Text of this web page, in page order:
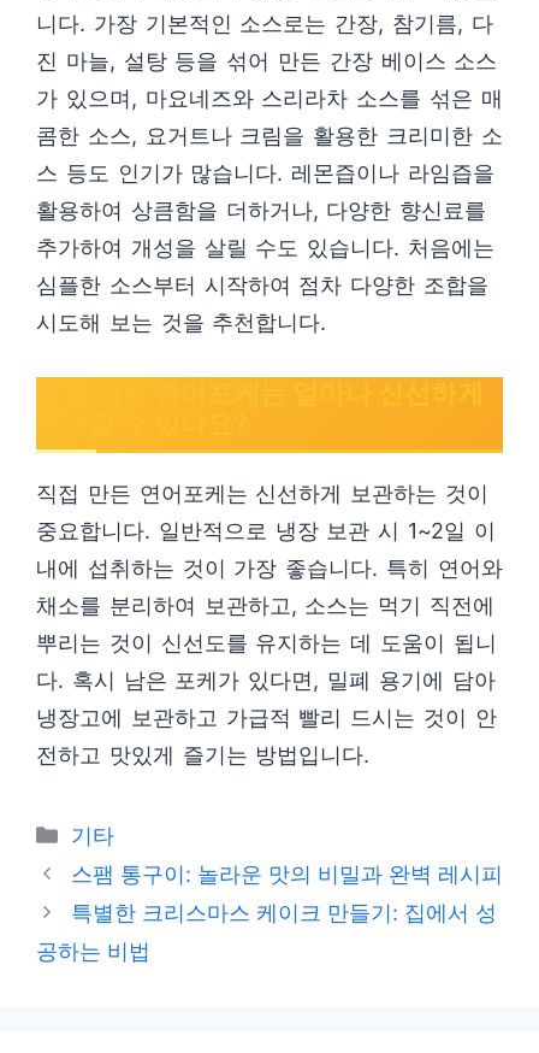
니다. 가장 기본적인 소스로는 간장, 참기름, 다
진 마늘, 설탕 등을 섞어 만든 간장 베이스 소스
가 있으며, 마요네즈와 스리라차 소스를 섞은 매
콤한 소스, 요거트나 크림을 활용한 크리미한 소
스 등도 인기가 많습니다. 레몬즙이나 라임즙을
활용하여 상큼함을 더하거나, 다양한 향신료를
추가하여 개성을 살릴 수도 있습니다. 처음에는
심플한 소스부터 시작하여 점차 다양한 조합을
시도해 보는 것을 추천합니다.
직접 만든 연어포케는 신선하게 보관하는 것이
중요합니다. 일반적으로 냉장 보관 시 1~2일 이
내에 섭취하는 것이 가장 좋습니다. 특히 연어와
채소를 분리하여 보관하고, 소스는 먹기 직전에
뿌리는 것이 신선도를 유지하는 데 도움이 됩니
다. 혹시 남은 포케가 있다면, 밀폐 용기에 담아
냉장고에 보관하고 가급적 빨리 드시는 것이 안
전하고 맛있게 즐기는 방법입니다.
Categories
기타
스팸 통구이: 놀라운 맛의 비밀과 완벽 레시피
특별한 크리스마스 케이크 만들기: 집에서 성
공하는 비법